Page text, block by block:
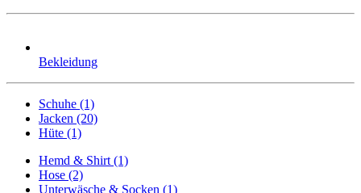
Bekleidung
Schuhe (1)
Jacken (20)
Hüte (1)
Hemd & Shirt (1)
Hose (2)
Unterwäsche & Socken (1)